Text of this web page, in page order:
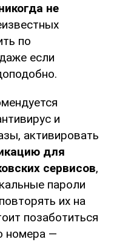
не
по
если
и
активировать
для
сервисов,
пароли
их на
позаботиться
номера —